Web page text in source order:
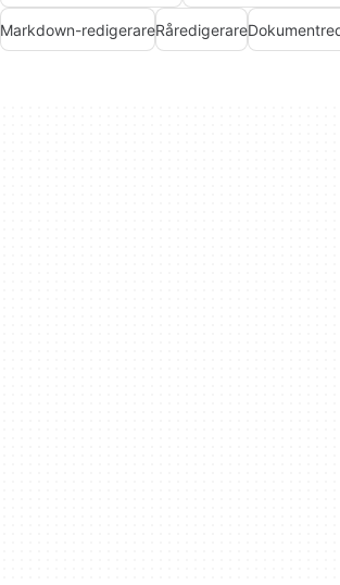
Markdown-redigerareRåredigerare